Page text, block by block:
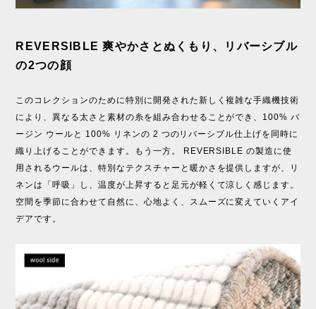
REVERSIBLE 爽やかさとぬくもり、リバーシブル
の2つの顔
このコレクションのために特別に開発された新しく複雑な手織機技術
により、異なる太さと素材の糸を組み合わせることができ、100% バ
ージン ウールと 100% リネンの 2 つのリバーシブル仕上げを同時に
織り上げることができます。もう一方。 REVERSIBLE の製造に使
用されるウールは、特別なテクスチャーと暖かさを提供しますが、リ
ネ​​ンは「呼吸」し、温度が上昇すると足元​​が軽くて涼しく感じます。
空間を季節に合わせて自然に、心地よく、スムーズに変えていくアイ
デアです。